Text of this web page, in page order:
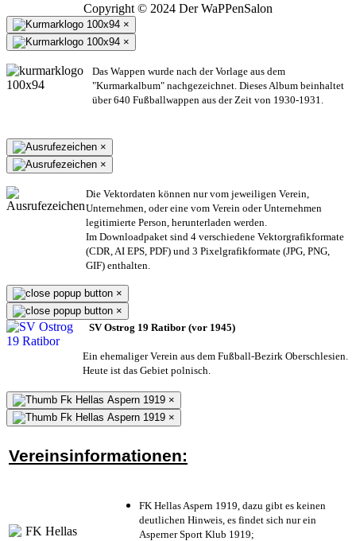
Copyright © 2024 Der WaPPenSalon
×
×
Das Wappen wurde nach der Vorlage aus dem
"Kurmarkalbum" nachgezeichnet. Dieses Album beinhaltet
über 640 Fußballwappen aus der Zeit von 1930-1931.
×
×
Die Vektordaten können nur vom jeweiligen Verein,
Unternehmen, oder eine vom Verein oder Unternehmen
legitimierte Person, herunterladen werden.
Im Downloadpaket sind 4 verschiedene Vektorgrafikformate
(CDR, AI EPS, PDF) und 3 Pixelgrafikformate (JPG, PNG,
GIF) enthalten.
×
×
SV Ostrog 19 Ratibor (vor 1945)
Ein ehemaliger Verein aus dem Fußball-Bezirk Oberschlesien.
Heute ist das Gebiet polnisch.
×
×
Vereinsinformationen:
FK Hellas Aspern 1919, dazu gibt es keinen
deutlichen Hinweis, es findet sich nur ein
Asperner Sport Klub 1919;